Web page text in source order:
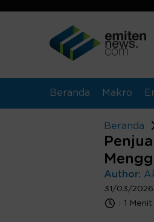
Beranda Makro
Beranda
Author:
31/03/
: 1 Menit